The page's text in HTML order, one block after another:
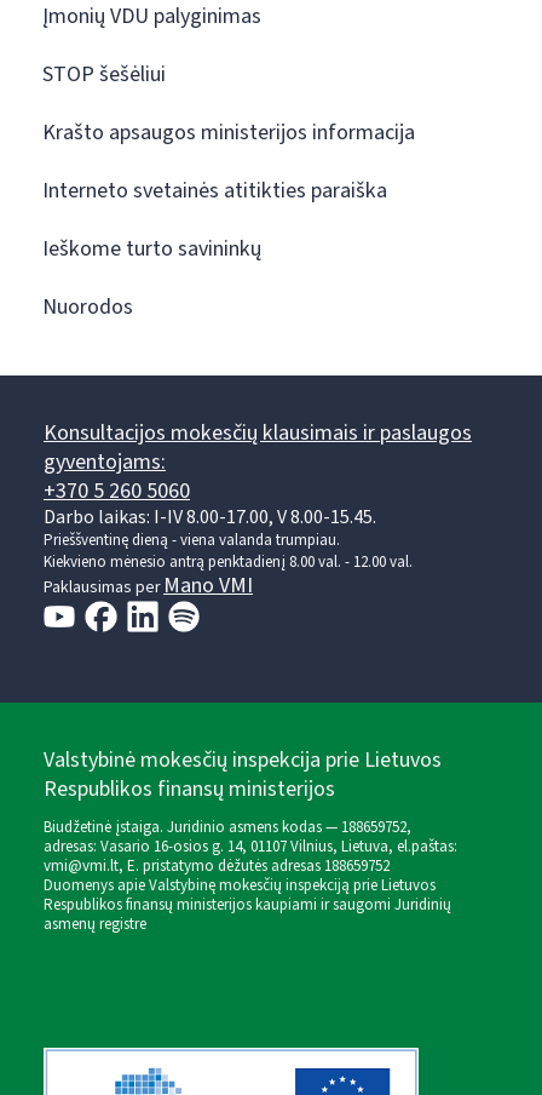
Įmonių VDU palyginimas
STOP šešėliui
Krašto apsaugos ministerijos informacija
Interneto svetainės atitikties paraiška
Ieškome turto savininkų
Nuorodos
Konsultacijos mokesčių klausimais ir paslaugos
gyventojams:
+370 5 260 5060
Darbo laikas: I-IV 8.00-17.00, V 8.00-15.45.
Prieššventinę dieną - viena valanda trumpiau.
Kiekvieno mėnesio antrą penktadienį 8.00 val. - 12.00 val.
Paklausimas perMano VMI
Valstybinė mokesčių inspekcija prie Lietuvos
Respublikos finansų ministerijos
Biudžetinė įstaiga. Juridinio asmens kodas — 188659752,
adresas: Vasario 16-osios g. 14, 01107 Vilnius, Lietuva, el.paštas:
vmi@vmi.lt, E. pristatymo dėžutės adresas 188659752
Duomenys apie Valstybinę mokesčių inspekciją prie Lietuvos
Respublikos finansų ministerijos kaupiami ir saugomi Juridinių
asmenų registre